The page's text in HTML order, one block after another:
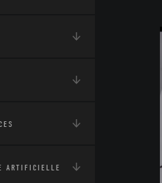
ARTIFICIELLE